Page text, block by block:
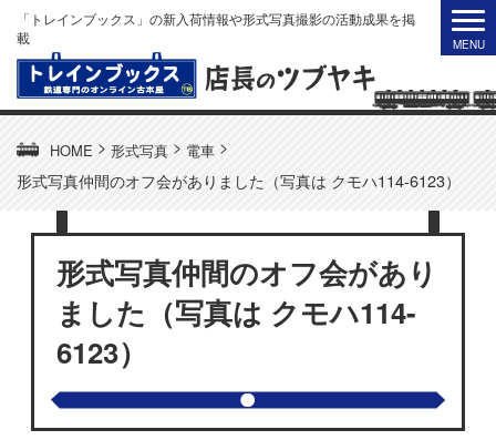
「トレインブックス」の新入荷情報や形式写真撮影の活動成果を掲
載
HOME > 形式写真 > 電車 >
形式写真仲間のオフ会がありました（写真は クモハ114-6123）
形式写真仲間のオフ会があり
ました（写真は クモハ114-
6123）